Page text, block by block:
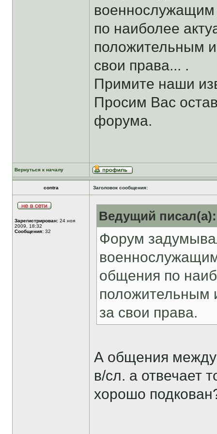
военнослужащим
по наиболее
положительным
свои права... .
Примите наши
Просим Вас
форума.
Вернуться к началу
contra Заголовок сообщения:
Зарегистрирован: 24 ноя
2009, 18:32
Сообщения: 32
Ведущий писал(а):
Форум
общения по
положительным
за свои права.
А общения между
в/сл. а отвечает
хорошо